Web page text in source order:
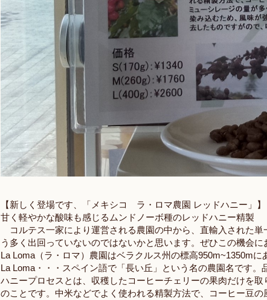
【新しく登場です、「メキシコ ラ・ロマ農園 レッドハニー」】
甘く軽やかな酸味も感じるムンドノーボ種のレッドハニー精製
コルテス一家により運営される農園の中から、直輸入された
う多く出回っていないのではないかと思います。ぜひこの機会に
La Loma（ラ・ロマ）農園はベラクルス州の標高950m~1350mに
La Loma・・・スペイン語で「長い丘」という名の農園名です
ハニープロセスとは、収穫したコーヒーチェリーの果肉だけを
のことです。中米などでよく使われる精製方法で、コーヒー豆の